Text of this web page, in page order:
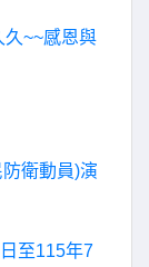
~~感恩與
衛動員)演
至115年7